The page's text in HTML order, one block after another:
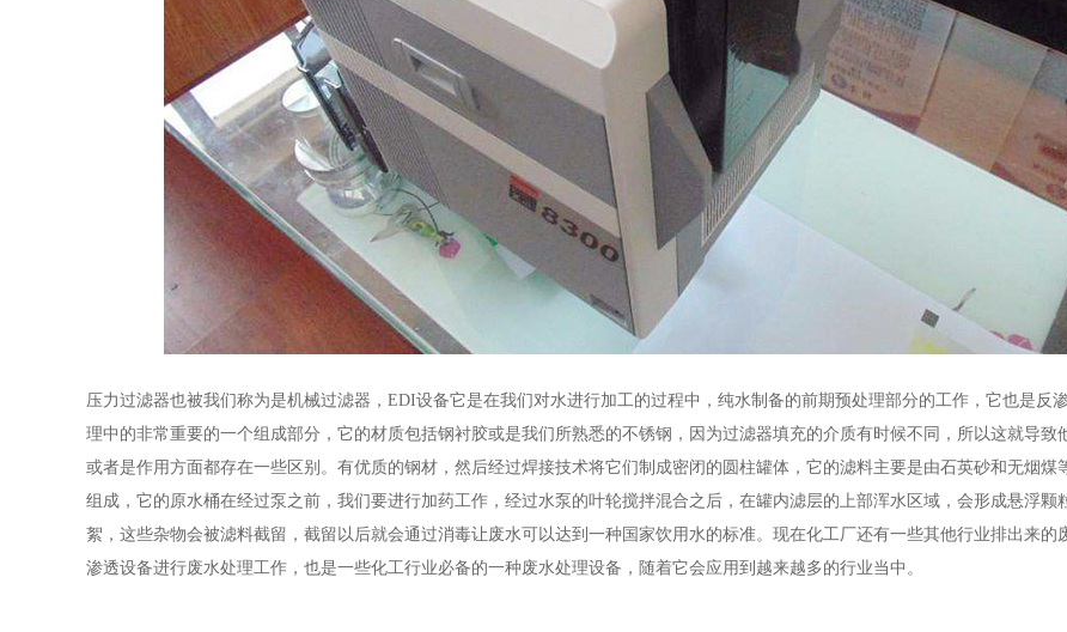
压力过滤器也被我们称为是机械过滤器，EDI设备它是在我们对水进行加工的过程中，纯水制备的前期预处理部分的工作，它也是反
理中的非常重要的一个组成部分，它的材质包括钢衬胶或是我们所熟悉的不锈钢，因为过滤器填充的介质有时候不同，所以这就导致
或者是作用方面都存在一些区别。有优质的钢材，然后经过焊接技术将它们制成密闭的圆柱罐体，它的滤料主要是由石英砂和无烟煤
组成，它的原水桶在经过泵之前，我们要进行加药工作，经过水泵的叶轮搅拌混合之后，在罐内滤层的上部浑水区域，会形成悬浮颗
絮，这些杂物会被滤料截留，截留以后就会通过消毒让废水可以达到一种国家饮用水的标准。现在化工厂还有一些其他行业排出来的
渗透设备进行废水处理工作，也是一些化工行业必备的一种废水处理设备，随着它会应用到越来越多的行业当中。